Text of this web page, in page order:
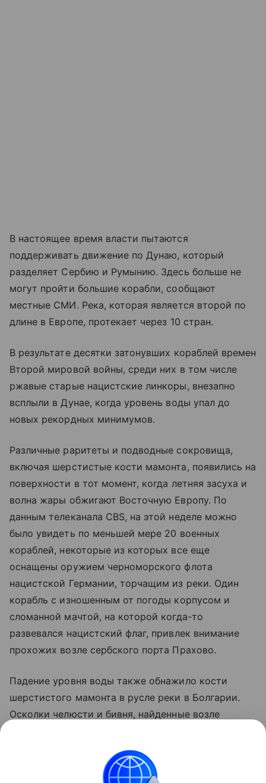
В настоящее время власти пытаются
поддерживать движение по Дунаю, который
разделяет Сербию и Румынию. Здесь больше не
могут пройти большие корабли, сообщают
местные СМИ. Река, которая является второй по
длине в Европе, протекает через 10 стран.
В результате десятки затонувших кораблей времен
Второй мировой войны, среди них в том числе
ржавые старые нацистские линкоры, внезапно
всплыли в Дунае, когда уровень воды упал до
новых рекордных минимумов.
Различные раритеты и подводные сокровища,
включая шерстистые кости мамонта, появились на
поверхности в тот момент, когда летняя засуха и
волна жары обжигают Восточную Европу. По
данным телеканала CBS, на этой неделе можно
было увидеть по меньшей мере 20 военных
кораблей, некоторые из которых все еще
оснащены оружием черноморского флота
нацистской Германии, торчащим из реки. Один
корабль с изношенным от погоды корпусом и
сломанной мачтой, на которой когда-то
развевался нацистский флаг, привлек внимание
прохожих возле сербского порта Прахово.
Падение уровня воды также обнажило кости
шерстистого мамонта в русле реки в Болгарии.
Осколки челюсти и бивня, найденные возле
принадлежали шерстистому мамонту, жившему во
время ледникового периода, сообщил AFP
Николай Ненов, директор Регионального